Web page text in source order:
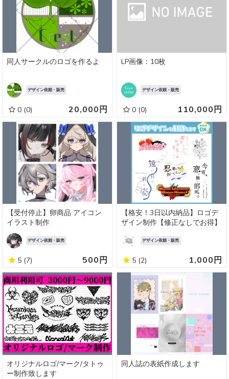
同人サークルのロゴを作るよ
デザイン依頼・販売
0 (0) 20,000円
LP画像：10枚
デザイン依頼・販売
0 (0) 110,000円
【受付停止】卵商品 アイコン
イラスト制作
デザイン依頼・販売
5 (7) 500円
【格安！3日以内納品】ロゴデ
ザイン制作【修正なしでお得】
デザイン依頼・販売
5 (2) 1,000円
オリジナルロゴ/マーク/タトゥ
ー制作致します
同人誌の表紙作成します